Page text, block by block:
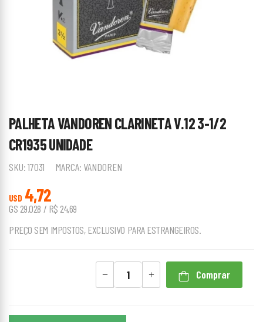
PALHETA VANDOREN CLARINETA V.12 3-1/2
CR1935 UNIDADE
SKU:17031 MARCA: VANDOREN
USD 4,72
GS 29.028 / R$ 24,69
PREÇO SEM IMPOSTOS, EXCLUSIVO PARA ESTRANGEIROS.
Comprar